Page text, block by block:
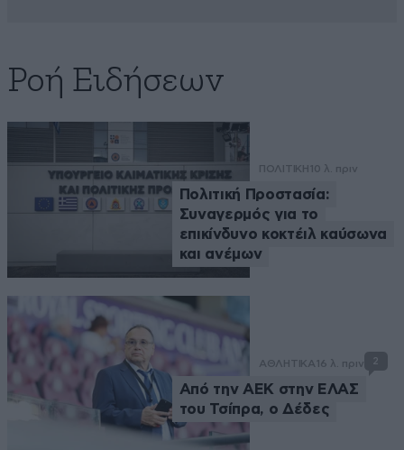
Ροή Ειδήσεων
ΠΟΛΙΤΙΚΗ 10 λ. πριν
Πολιτική Προστασία:
Συναγερμός για το
επικίνδυνο κοκτέιλ καύσωνα
και ανέμων
ΑΘΛΗΤΙΚΑ 16 λ. πριν 2
Από την ΑΕΚ στην ΕΛΑΣ
του Τσίπρα, ο Δέδες